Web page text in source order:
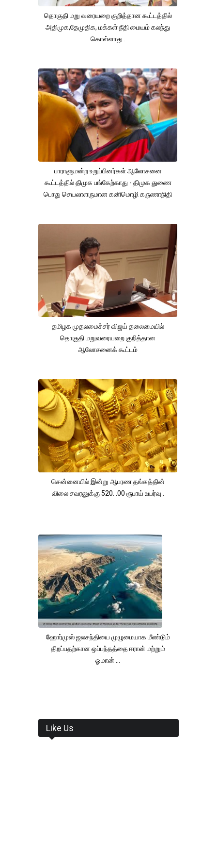
தொகுதி மறு வரையறை குறித்தான கூட்டத்தில்
அதிமுக,தேமுதிக, மக்கள் நீதி மையம் கலந்து
கொள்ளாது .
பாராளுமன்ற உறுப்பினர்கள் ஆலோசனை
கூட்டத்தில் திமுக பங்கேற்காது - திமுக துணை
பொது செயலாளருமான கனிமொழி கருணாநிதி
தமிழக முதலமைச்சர் விஜய் தலைமையில்
தொகுதி மறுவரையறை குறித்தான
ஆலோசனைக் கூட்டம்
சென்னையில் இன்று ஆபரண தங்கத்தின்
விலை சவரனுக்கு 520. .00 ரூபாய் உயர்வு .
ஹோர்முஸ் ஜலசந்தியை முழுமையாக மீண்டும்
திறப்பதற்கான ஒப்பந்தத்தை ஈரான் மற்றும்
ஓமான் ...
Like Us